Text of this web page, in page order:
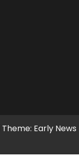
Theme: Early News